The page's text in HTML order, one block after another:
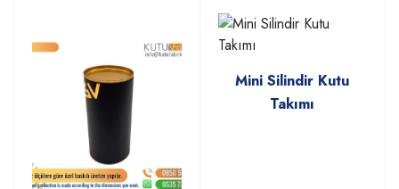
Mini Silindir Kutu
Takımı